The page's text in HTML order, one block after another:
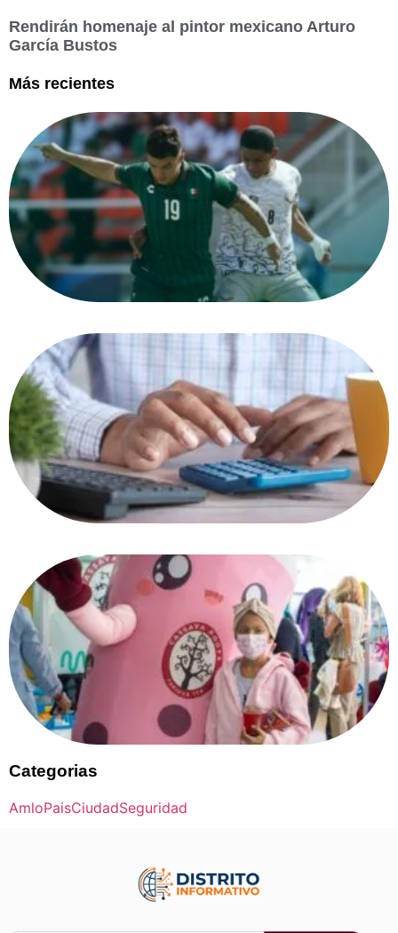
Rendirán homenaje al pintor mexicano Arturo
García Bustos
Más recientes
Categorias
AmloPaisCiudadSeguridad